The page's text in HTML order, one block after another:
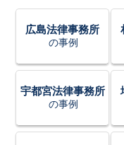
広島法律事務所
の事例
宇都宮法律事務所
の事例